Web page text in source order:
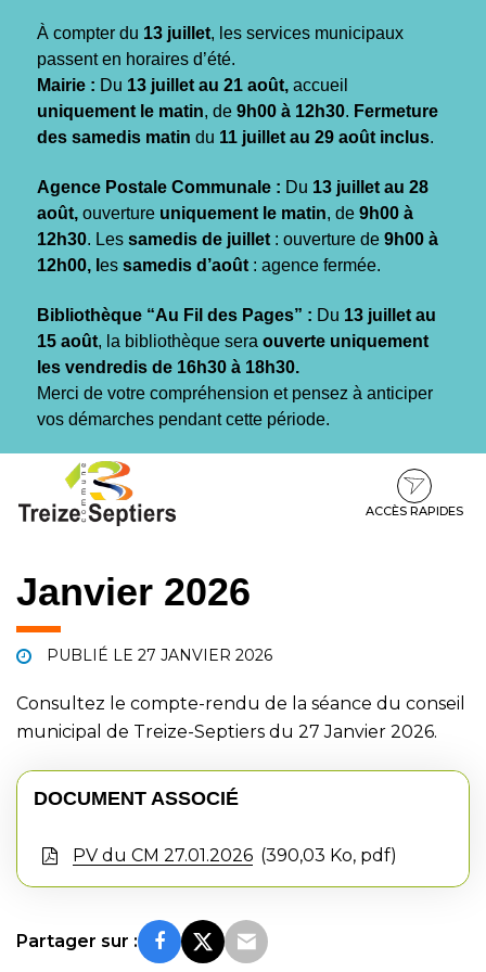
À compter du 13 juillet, les services municipaux
passent en horaires d’été.
Mairie : Du 13 juillet au 21 août, accueil
uniquement le matin, de 9h00 à 12h30. Fermeture
des samedis matin du 11 juillet au 29 août inclus.
Agence Postale Communale : Du 13 juillet au 28
août, ouverture uniquement le matin, de 9h00 à
12h30. Les samedis de juillet : ouverture de 9h00 à
12h00, l es samedis d’août : agence fermée.
Bibliothèque “Au Fil des Pages” : Du 13 juillet au
15 août, la bibliothèque sera ouverte uniquement
les vendredis de 16h30 à 18h30.
Merci de votre compréhension et pensez à anticiper
vos démarches pendant cette période.
contenu
pied
ACCÈS RAPIDES
Janvier 2026
PUBLIÉ LE 27 JANVIER 2026
Consultez le compte-rendu de la séance du conseil
municipal de Treize-Septiers du 27 Janvier 2026.
DOCUMENT ASSOCIÉ
PV du CM 27.01.2026 390,03 Ko, pdf
Partager sur :